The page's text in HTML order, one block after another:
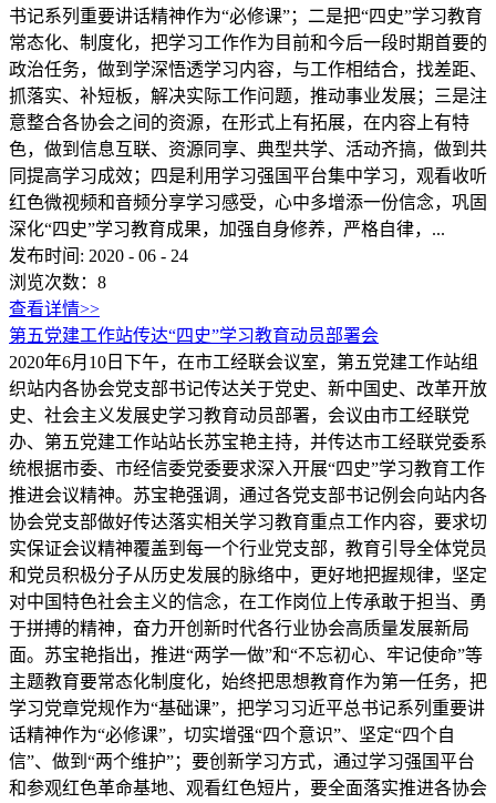
书记系列重要讲话精神作为“必修课”；二是把“四史”学习教育
常态化、制度化，把学习工作作为目前和今后一段时期首要的
政治任务，做到学深悟透学习内容，与工作相结合，找差距、
抓落实、补短板，解决实际工作问题，推动事业发展；三是注
意整合各协会之间的资源，在形式上有拓展，在内容上有特
色，做到信息互联、资源同享、典型共学、活动齐搞，做到共
同提高学习成效；四是利用学习强国平台集中学习，观看收听
红色微视频和音频分享学习感受，心中多增添一份信念，巩固
深化“四史”学习教育成果，加强自身修养，严格自律，...
发布时间: 2020 - 06 - 24
浏览次数： 8
查看详情>>
第五党建工作站传达“四史”学习教育动员部署会
2020年6月10日下午，在市工经联会议室，第五党建工作站组
织站内各协会党支部书记传达关于党史、新中国史、改革开放
史、社会主义发展史学习教育动员部署，会议由市工经联党
办、第五党建工作站站长苏宝艳主持，并传达市工经联党委系
统根据市委、市经信委党委要求深入开展“四史”学习教育工作
推进会议精神。苏宝艳强调，通过各党支部书记例会向站内各
协会党支部做好传达落实相关学习教育重点工作内容，要求切
实保证会议精神覆盖到每一个行业党支部，教育引导全体党员
和党员积极分子从历史发展的脉络中，更好地把握规律，坚定
对中国特色社会主义的信念，在工作岗位上传承敢于担当、勇
于拼搏的精神，奋力开创新时代各行业协会高质量发展新局
面。苏宝艳指出，推进“两学一做”和“不忘初心、牢记使命”等
主题教育要常态化制度化，始终把思想教育作为第一任务，把
学习党章党规作为“基础课”，把学习习近平总书记系列重要讲
话精神作为“必修课”，切实增强“四个意识”、坚定“四个自
信”、做到“两个维护”；要创新学习方式，通过学习强国平台
和参观红色革命基地、观看红色短片，要全面落实推进各协会